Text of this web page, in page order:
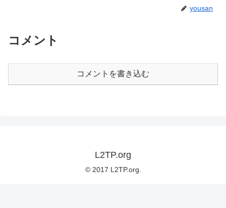
yousan
コメント
コメントを書き込む
L2TP.org
© 2017 L2TP.org.